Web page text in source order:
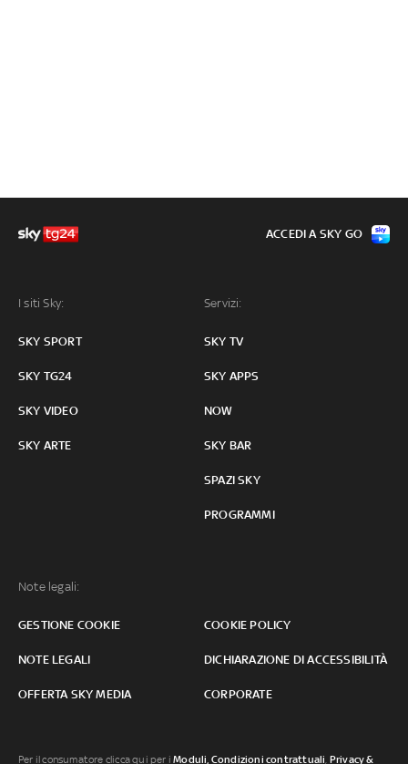
I siti Sky:
SKY SPORT
SKY TG24
SKY VIDEO
SKY ARTE
Servizi:
SKY TV
SKY APPS
NOW
SKY BAR
SPAZI SKY
PROGRAMMI
Note legali:
GESTIONE COOKIE COOKIE POLICY
NOTE LEGALI DICHIARAZIONE DI ACCESSIBILITÀ
OFFERTA SKY MEDIA CORPORATE
ACCEDI A SKY GO
Per il consumatore clicca qui per iModuli, Condizioni contrattuali, Privacy &